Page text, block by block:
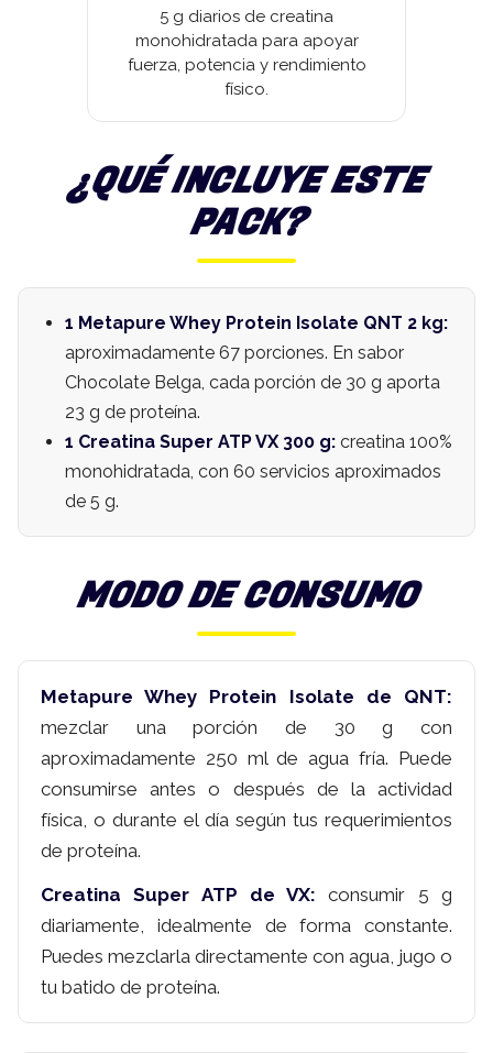
5 g diarios de creatina
monohidratada para apoyar
fuerza, potencia y rendimiento
físico.
¿QUÉ INCLUYE ESTE
PACK?
1 Metapure Whey Protein Isolate QNT 2 kg:
aproximadamente 67 porciones. En sabor
Chocolate Belga, cada porción de 30 g aporta
23 g de proteína.
1 Creatina Super ATP VX 300 g: creatina 100%
monohidratada, con 60 servicios aproximados
de 5 g.
MODO DE CONSUMO
Metapure Whey Protein Isolate de QNT:
mezclar una porción de 30 g con
aproximadamente 250 ml de agua fría. Puede
consumirse antes o después de la actividad
física, o durante el día según tus requerimientos
de proteína.
Creatina Super ATP de VX: consumir 5 g
diariamente, idealmente de forma constante.
Puedes mezclarla directamente con agua, jugo o
tu batido de proteína.